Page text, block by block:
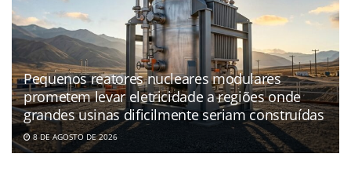
Pequenos reatores nucleares modulares
prometem levar eletricidade a regiões onde
grandes usinas dificilmente seriam construídas
8 DE AGOSTO DE 2026